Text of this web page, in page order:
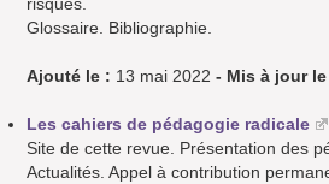
risques.
Glossaire. Bibliographie.
Ajouté le : 13 mai 2022 - Mis à jour le
Les cahiers de pédagogie radicale
Site de cette revue. Présentation des
Actualités. Appel à contribution